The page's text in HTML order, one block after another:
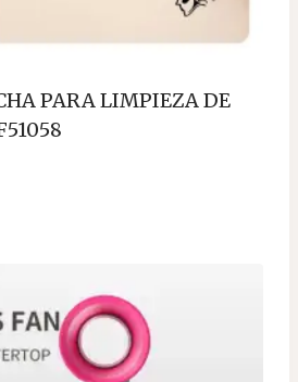
PARA LIMPIEZA DE